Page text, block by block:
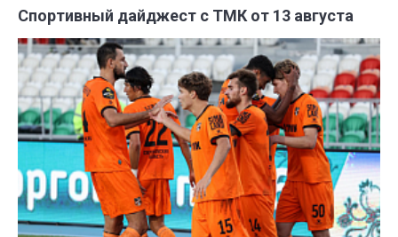
Спортивный дайджест с ТМК от 13 августа